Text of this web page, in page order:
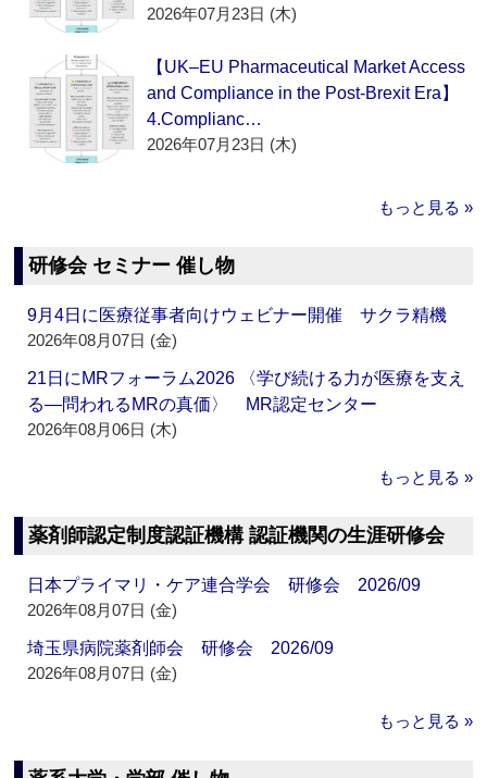
2026年07月23日 (木)
【UK–EU Pharmaceutical Market Access
and Compliance in the Post-Brexit Era】
4.Complianc…
2026年07月23日 (木)
もっと見る »
研修会 セミナー 催し物
9月4日に医療従事者向けウェビナー開催 サクラ精機
2026年08月07日 (金)
21日にMRフォーラム2026 〈学び続ける力が医療を支え
る―問われるMRの真価〉 MR認定センター
2026年08月06日 (木)
もっと見る »
薬剤師認定制度認証機構 認証機関の生涯研修会
日本プライマリ・ケア連合学会 研修会 2026/09
2026年08月07日 (金)
埼玉県病院薬剤師会 研修会 2026/09
2026年08月07日 (金)
もっと見る »